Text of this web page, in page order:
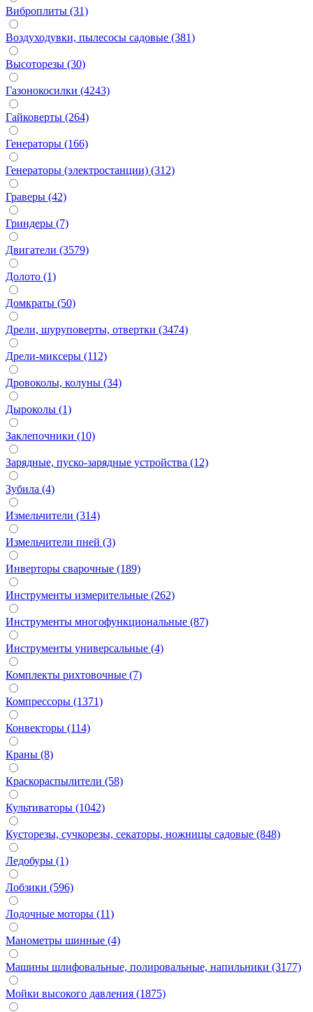
Виброплиты (31)
Воздуходувки, пылесосы садовые (381)
Высоторезы (30)
Газонокосилки (4243)
Гайковерты (264)
Генераторы (166)
Генераторы (электростанции) (312)
Граверы (42)
Гриндеры (7)
Двигатели (3579)
Долото (1)
Домкраты (50)
Дрели, шуруповерты, отвертки (3474)
Дрели-миксеры (112)
Дровоколы, колуны (34)
Дыроколы (1)
Заклепочники (10)
Зарядные, пуско-зарядные устройства (12)
Зубила (4)
Измельчители (314)
Измельчители пней (3)
Инверторы сварочные (189)
Инструменты измерительные (262)
Инструменты многофункциональные (87)
Инструменты универсальные (4)
Комплекты рихтовочные (7)
Компрессоры (1371)
Конвекторы (114)
Краны (8)
Краскораспылители (58)
Культиваторы (1042)
Кусторезы, сучкорезы, секаторы, ножницы садовые (848)
Ледобуры (1)
Лобзики (596)
Лодочные моторы (11)
Манометры шинные (4)
Машины шлифовальные, полировальные, напильники (3177)
Мойки высокого давления (1875)